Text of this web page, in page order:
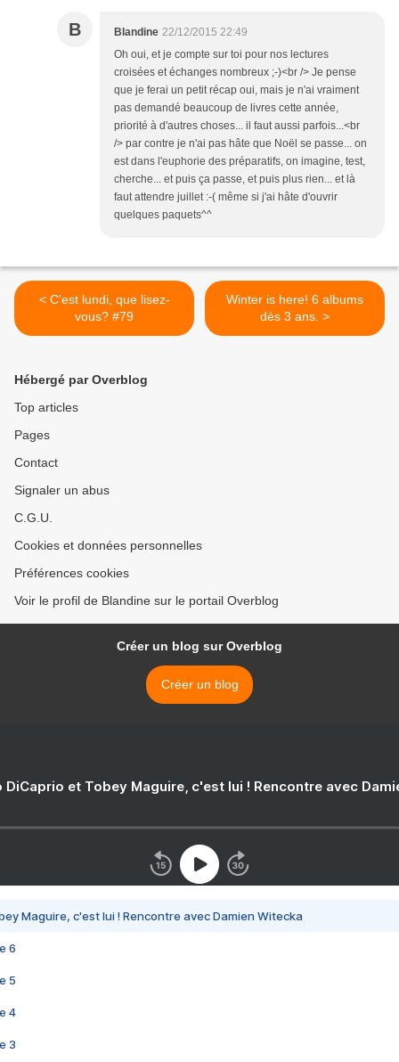
B Blandine 22/12/2015 22:49
Oh oui, et je compte sur toi pour nos lectures
croisées et échanges nombreux ;-)<br /> Je pense
que je ferai un petit récap oui, mais je n'ai vraiment
pas demandé beaucoup de livres cette année,
priorité à d'autres choses... il faut aussi parfois...<br
/> par contre je n'ai pas hâte que Noël se passe... on
est dans l'euphorie des préparatifs, on imagine, test,
cherche... et puis ça passe, et puis plus rien... et là
faut attendre juillet :-( même si j'ai hâte d'ouvrir
quelques paquets^^
< C'est lundi, que lisez-
vous? #79
Winter is here! 6 albums
dès 3 ans. >
Hébergé par Overblog
Top articles
Pages
Contact
Signaler un abus
C.G.U.
Cookies et données personnelles
Préférences cookies
Voir le profil de Blandine sur le portail Overblog
Créer un blog sur Overblog
Créer un blog
DiCaprio et Tobey Maguire, c'est lui ! Rencontre avec
Maguire, c'est lui ! Rencontre avec Damien Witecka
6
5
4
3